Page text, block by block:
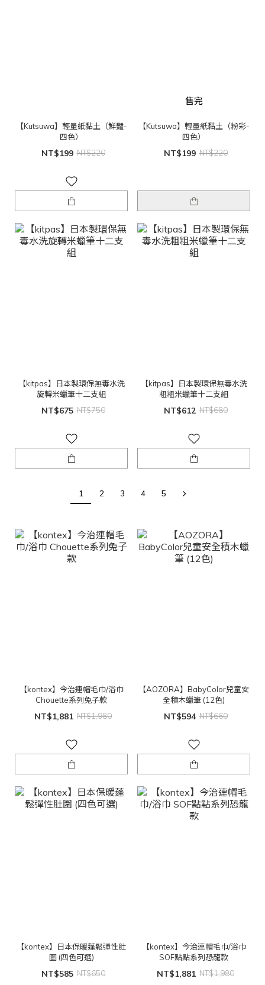
【Kutsuwa】輕量紙黏土（鮮豔-
四色）
NT$199 NT$220
售完
【Kutsuwa】輕量紙黏土（粉彩-
四色）
NT$199 NT$220
【kitpas】日本製環保無毒水洗
旋轉米蠟筆十二支組
NT$675 NT$750
【kitpas】日本製環保無毒水洗
粗粗米蠟筆十二支組
NT$612 NT$680
1 2 3 4 5
【kontex】今治連帽毛巾/浴巾
Chouette系列兔子款
NT$1,881 NT$1,980
【AOZORA】BabyColor兒童安
全積木蠟筆 (12色)
NT$594 NT$660
【kontex】日本保暖蓬鬆彈性肚
圍 (四色可選)
NT$585 NT$650
【kontex】今治連帽毛巾/浴巾
SOF點點系列恐龍款
NT$1,881 NT$1,980